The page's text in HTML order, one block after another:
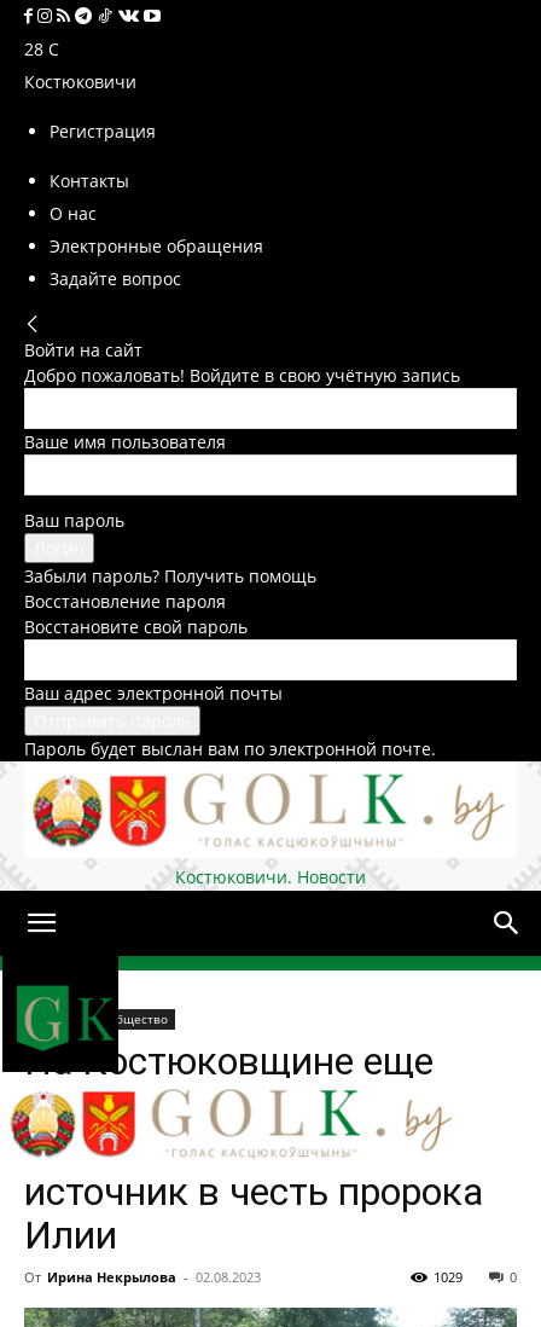
28 C
Костюковичи
Регистрация
Контакты
О нас
Электронные обращения
Задайте вопрос
Войти на сайт
Добро пожаловать! Войдите в свою учётную запись
Ваше имя пользователя
Ваш пароль
Забыли пароль? Получить помощь
Восстановление пароля
Восстановите свой пароль
Ваш адрес электронной почты
Пароль будет выслан вам по электронной почте.
Костюковичи. Новости
Домой
В районе Общество
На Костюковщине еще
один святой источник! В
Клеевичах освятили
источник в честь пророка
Илии
От Ирина Некрылова - 02.08.2023 0
1029